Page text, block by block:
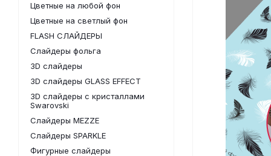
Цветные на любой фон
Цветные на светлый фон
FLASH СЛАЙДЕРЫ
Слайдеры фольга
3D слайдеры
3D слайдеры GLASS EFFECT
3D слайдеры с кристаллами
Swarovski
Слайдеры MEZZE
Слайдеры SPARKLE
Фигурные слайдеры